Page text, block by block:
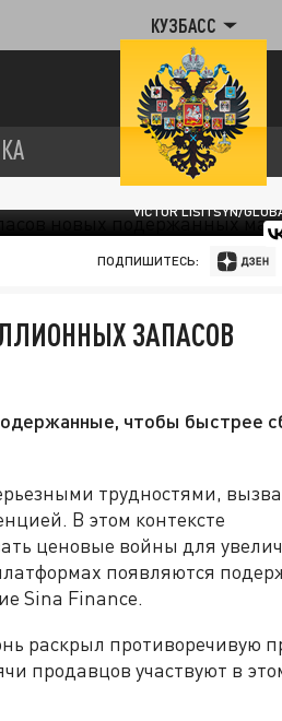
КУЗБАСС
VICTOR LISITSYN/
ПОДПИШИТЕСЬ:
ЗАПАСОВ
чтобы быстрее
трудностями,
В этом контексте
ценовые войны для
появляются
Sina Finance.
раскрыл противоречивую
продавцов участвуют в